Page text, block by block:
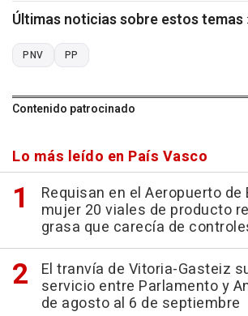
Últimas noticias sobre estos temas
PNV PP
Contenido patrocinado
Lo más leído en País Vasco
Requisan en el Aeropuerto de
mujer 20 viales de producto
grasa que carecía de
El tranvía de Vitoria-Gasteiz
servicio entre Parlamento y
de agosto al 6 de septiembre